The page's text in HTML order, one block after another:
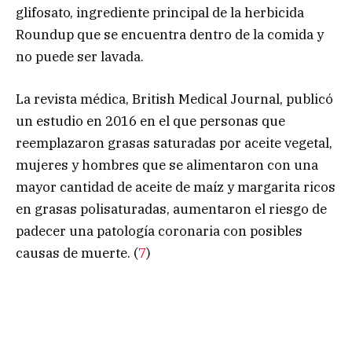
glifosato, ingrediente principal de la herbicida
Roundup que se encuentra dentro de la comida y
no puede ser lavada.
La revista médica, British Medical Journal, publicó
un estudio en 2016 en el que personas que
reemplazaron grasas saturadas por aceite vegetal,
mujeres y hombres que se alimentaron con una
mayor cantidad de aceite de maíz y margarita ricos
en grasas polisaturadas, aumentaron el riesgo de
padecer una patología coronaria con posibles
causas de muerte. (7)